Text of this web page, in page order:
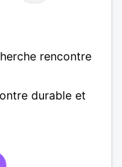
rencontre
durable et